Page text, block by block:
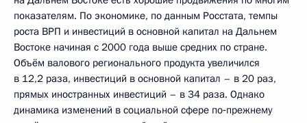
показателям. По экономике, по данным Росстата, темпы
роста ВРП и инвестиций в основной капитал на Дальнем
Востоке начиная с 2000 года выше средних по стране.
Объём валового регионального продукта увеличился
в 12,2 раза, инвестиций в основной капитал – в 20 раз,
прямых иностранных инвестиций – в 34 раза. Однако
динамика изменений в социальной сфере по‑прежнему